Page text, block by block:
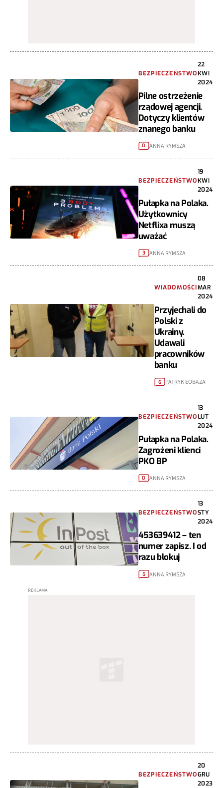
BEZPIECZEŃSTWO
22
KWI
2024
Pilne ostrzeżenie
rządowej agencji.
Dotyczy klientów
znanego banku
0 ANNA RYMSZA
BEZPIECZEŃSTWO
19
KWI
2024
Pułapka na Polaka.
Użytkownicy
Netflixa muszą
uważać
3 ANNA RYMSZA
WIADOMOŚCI
08
MAR
2024
Przyjechali do
Polski z
Ukrainy.
Udawali
pracowników
banku
6 PATRYK ŁOBAZA
BEZPIECZEŃSTWO
13
LUT
2024
Pułapka na Polaka.
Zagrożeni klienci
PKO BP
0 ANNA RYMSZA
BEZPIECZEŃSTWO
13
STY
2024
453639412 – ten
numer zapisz. I od
razu blokuj
5 ANNA RYMSZA
BEZPIECZEŃSTWO
20
GRU
2023